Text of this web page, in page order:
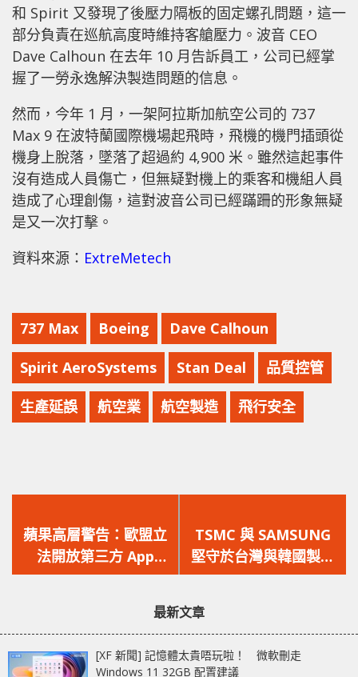
和 Spirit 又發現了後壓力隔板的固定螺孔問題，這一
部分負責在巡航高度時維持客艙壓力。波音 CEO
Dave Calhoun 在去年 10 月告訴員工，公司已經掌
握了一勞永逸解決製造問題的信息。
然而，今年 1 月，一架阿拉斯加航空公司的 737
Max 9 在波特蘭國際機場起飛時，飛機的機門插頭從
機身上脫落，墜落了超過約 4,900 米。雖然這起事件
沒有造成人員傷亡，但無疑對機上的乘客和機組人員
造成了心理創傷，這對波音公司已經蹣跚的形象無疑
是又一次打擊。
資料來源： ExtreMetech
737 Max Boeing Dave Calhoun
Spirit AeroSystems Stan Deal 品質控管
生產延誤 航空業 航空製造 飛行安全
一
篇
文
蘋果高層警告：歐盟立
法開放第三方 App
Store 將會威脅用戶安
一
篇
文
TSMC 與 SAMSUNG
堅守於台灣與韓國製造
2nm 晶片
最新文章
[XF 新聞] 記憶體太貴唔玩啦！ 微軟刪走
Windows 11 32GB 配置建議